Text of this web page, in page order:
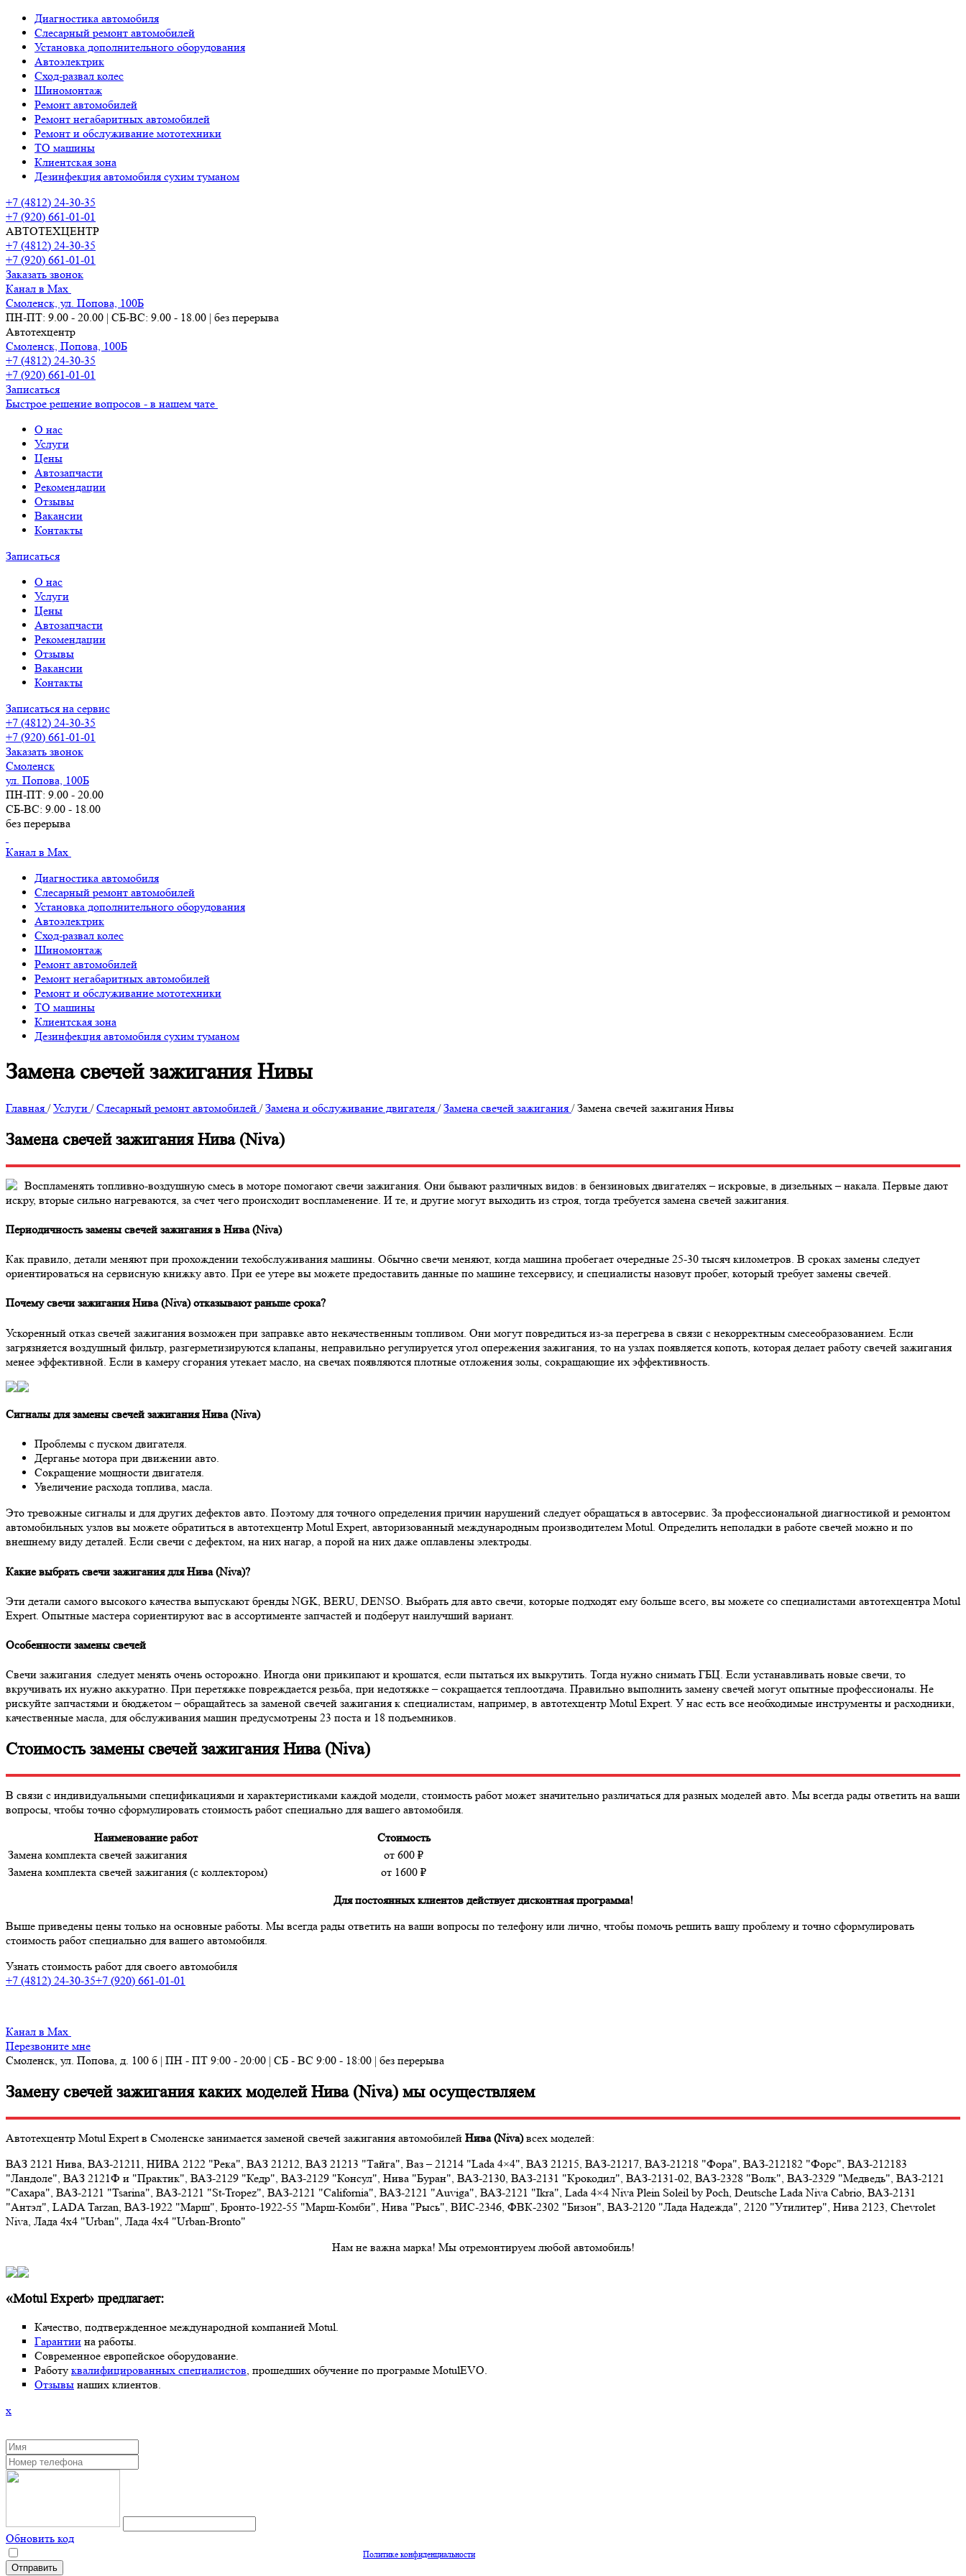
Диагностика автомобиля
Слесарный ремонт автомобилей
Установка дополнительного оборудования
Автоэлектрик
Сход-развал колес
Шиномонтаж
Ремонт автомобилей
Ремонт негабаритных автомобилей
Ремонт и обслуживание мототехники
ТО машины
Клиентская зона
Дезинфекция автомобиля сухим туманом
+7 (4812) 24-30-35
+7 (920) 661-01-01
АВТОТЕХЦЕНТР
+7 (4812) 24-30-35
+7 (920) 661-01-01
Заказать звонок
Канал в Max
Смоленск, ул. Попова, 100Б
ПН-ПТ: 9.00 - 20.00 | СБ-ВС: 9.00 - 18.00 | без перерыва
Автотехцентр
Смоленск, Попова, 100Б
+7 (4812) 24-30-35
+7 (920) 661-01-01
Записаться
Быстрое решение вопросов - в нашем чате
О нас
Услуги
Цены
Автозапчасти
Рекомендации
Отзывы
Вакансии
Контакты
Записаться
О нас
Услуги
Цены
Автозапчасти
Рекомендации
Отзывы
Вакансии
Контакты
Записаться на сервис
+7 (4812) 24-30-35
+7 (920) 661-01-01
Заказать звонок
Смоленск
ул. Попова, 100Б
ПН-ПТ: 9.00 - 20.00
СБ-ВС: 9.00 - 18.00
без перерыва
Канал в Max
Диагностика автомобиля
Слесарный ремонт автомобилей
Установка дополнительного оборудования
Автоэлектрик
Сход-развал колес
Шиномонтаж
Ремонт автомобилей
Ремонт негабаритных автомобилей
Ремонт и обслуживание мототехники
ТО машины
Клиентская зона
Дезинфекция автомобиля сухим туманом
Замена свечей зажигания Нивы
Главная /Услуги /Слесарный ремонт автомобилей /Замена и обслуживание двигателя /Замена свечей зажигания /Замена свечей зажигания Нивы
Замена свечей зажигания Нива (Niva)
Воспламенять топливно-воздушную смесь в моторе помогают свечи зажигания. Они бывают различных видов: в бензиновых двигателях – искровые, в дизельных – накала. Первые дают
искру, вторые сильно нагреваются, за счет чего происходит воспламенение. И те, и другие могут выходить из строя, тогда требуется замена свечей зажигания.
Периодичность замены свечей зажигания в Нива (Niva)
Как правило, детали меняют при прохождении техобслуживания машины. Обычно свечи меняют, когда машина пробегает очередные 25-30 тысяч километров. В сроках замены следует
ориентироваться на сервисную книжку авто. При ее утере вы можете предоставить данные по машине техсервису, и специалисты назовут пробег, который требует замены свечей.
Почему свечи зажигания Нива (Niva) отказывают раньше срока?
Ускоренный отказ свечей зажигания возможен при заправке авто некачественным топливом. Они могут повредиться из-за перегрева в связи с некорректным смесеобразованием. Если
загрязняется воздушный фильтр, разгерметизируются клапаны, неправильно регулируется угол опережения зажигания, то на узлах появляется копоть, которая делает работу свечей зажигания
менее эффективной. Если в камеру сгорания утекает масло, на свечах появляются плотные отложения золы, сокращающие их эффективность.
Сигналы для замены свечей зажигания Нива (Niva)
Проблемы с пуском двигателя.
Дерганье мотора при движении авто.
Сокращение мощности двигателя.
Увеличение расхода топлива, масла.
Это тревожные сигналы и для других дефектов авто. Поэтому для точного определения причин нарушений следует обращаться в автосервис. За профессиональной диагностикой и ремонтом
автомобильных узлов вы можете обратиться в автотехцентр Motul Expert, авторизованный международным производителем Motul. Определить неполадки в работе свечей можно и по
внешнему виду деталей. Если свечи с дефектом, на них нагар, а порой на них даже оплавлены электроды.
Какие выбрать свечи зажигания для Нива (Niva)?
Эти детали самого высокого качества выпускают бренды NGK, BERU, DENSO. Выбрать для авто свечи, которые подходят ему больше всего, вы можете со специалистами автотехцентра Motul
Expert. Опытные мастера сориентируют вас в ассортименте запчастей и подберут наилучший вариант.
Особенности замены свечей
Свечи зажигания следует менять очень осторожно. Иногда они прикипают и крошатся, если пытаться их выкрутить. Тогда нужно снимать ГБЦ. Если устанавливать новые свечи, то
вкручивать их нужно аккуратно. При перетяжке повреждается резьба, при недотяжке – сокращается теплоотдача. Правильно выполнить замену свечей могут опытные профессионалы. Не
рискуйте запчастями и бюджетом – обращайтесь за заменой свечей зажигания к специалистам, например, в автотехцентр Motul Expert. У нас есть все необходимые инструменты и расходники,
качественные масла, для обслуживания машин предусмотрены 23 поста и 18 подъемников.
Стоимость замены свечей зажигания Нива (Niva)
В связи с индивидуальными спецификациями и характеристиками каждой модели, стоимость работ может значительно различаться для разных моделей авто. Мы всегда рады ответить на ваши
вопросы, чтобы точно сформулировать стоимость работ специально для вашего автомобиля.
Наименование работ
Стоимость
Замена комплекта свечей зажигания
от 600 ₽
Замена комплекта свечей зажигания (с коллектором)
от 1600 ₽
Для постоянных клиентов действует дисконтная программа!
Выше приведены цены только на основные работы. Мы всегда рады ответить на ваши вопросы по телефону или лично, чтобы помочь решить вашу проблему и точно сформулировать
стоимость работ специально для вашего автомобиля.
Узнать стоимость работ для своего автомобиля
+7 (4812) 24-30-35+7 (920) 661-01-01
Канал в Max
Перезвоните мне
Смоленск, ул. Попова, д. 100 б | ПН - ПТ 9:00 - 20:00 | СБ - ВС 9:00 - 18:00 | без перерыва
Замену свечей зажигания каких моделей Нива (Niva) мы осуществляем
Автотехцентр Motul Expert в Смоленске занимается заменой свечей зажигания автомобилей Нива (Niva)всех моделей:
ВАЗ 2121 Нива, ВАЗ-21211, НИВА 2122 "Река", ВАЗ 21212, ВАЗ 21213 "Тайга", Ваз – 21214 "Lada 4×4", ВАЗ 21215, ВАЗ-21217, ВАЗ-21218 "Фора", ВАЗ-212182 "Форс", ВАЗ-212183
"Ландоле", ВАЗ 2121Ф и "Практик", ВАЗ-2129 "Кедр", ВАЗ-2129 "Консул", Нива "Буран", ВАЗ-2130, ВАЗ-2131 "Крокодил", ВАЗ-2131-02, ВАЗ-2328 "Волк", ВАЗ-2329 "Медведь", ВАЗ-2121
"Сахара", ВАЗ-2121 "Tsarina", ВАЗ-2121 "St-Tropez", ВАЗ-2121 "California", ВАЗ-2121 "Auviga", ВАЗ-2121 "Ikra", Lada 4×4 Niva Plein Soleil by Poch, Deutsche Lada Niva Cabrio, ВАЗ-2131
"Антэл", LADA Tarzan, ВАЗ-1922 "Марш", Бронто-1922-55 "Марш-Комби", Нива "Рысь", ВИС-2346, ФВК-2302 "Бизон", ВАЗ-2120 "Лада Надежда", 2120 "Утилитер", Нива 2123, Chevrolet
Niva, Лада 4х4 "Urban", Лада 4х4 "Urban-Bronto"
Нам не важна марка! Мы отремонтируем любой автомобиль!
«Motul Expert» предлагает:
Качество, подтвержденное международной компанией Motul.
Гарантии на работы.
Современное европейское оборудование.
Работу квалифицированных специалистов, прошедших обучение по программе MotulEVO.
Отзывы наших клиентов.
x
Обновить код
Политике конфиденциальности